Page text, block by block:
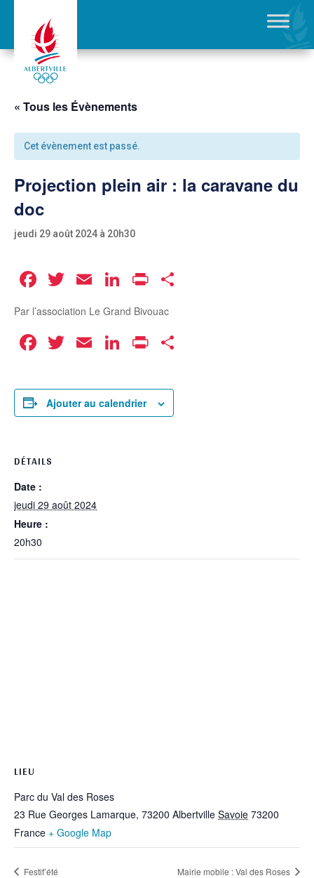
« Tous les Évènements
Cet évènement est passé.
Projection plein air : la caravane du
doc
jeudi 29 août 2024 à 20h30
Facebook
Twitter
EmailLinkedIn
Print
Par l’association Le Grand Bivouac
Facebook
Twitter
EmailLinkedIn
Print
Ajouter au calendrier
DÉTAILS
Date :
jeudi 29 août 2024
Heure :
20h30
LIEU
Parc du Val des Roses
23 Rue Georges Lamarque, 73200 Albertville Savoie 73200
France + Google Map
Festif’été Mairie mobile : Val des Roses